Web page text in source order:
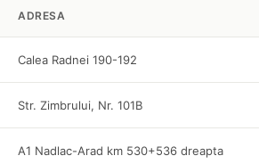
ADRESA
Calea Radnei 190-192
Str. Zimbrului, Nr. 101B
A1 Nadlac-Arad km 530+536 dreapta